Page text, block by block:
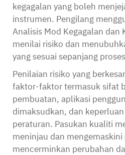
kegagalan yang boleh
instrumen. Pengilang
Analisis Mod Kegagalan dan
menilai risiko dan
yang sesuai sepanjang
Penilaian risiko yang
faktor-faktor termasuk sifat
pembuatan, aplikasi
dimaksudkan, dan
peraturan. Pasukan kualiti
meninjau dan
mencerminkan perubahan